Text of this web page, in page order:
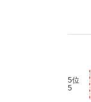
5位
5